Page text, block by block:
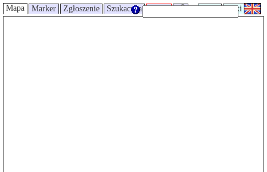
Mapa Marker Zgłoszenie Szukaczka Trasy UMP Wiki